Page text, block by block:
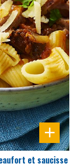
et saucisse